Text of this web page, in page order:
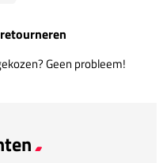
Geen probleem!